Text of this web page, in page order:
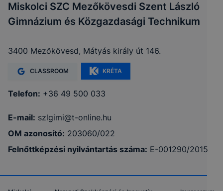
Miskolci SZC Mezőkövesdi Szent László
Gimnázium és Közgazdasági Technikum
3400 Mezőkövesd, Mátyás király út 146.
CLASSROOM KRÉTA
Telefon: +36 49 500 033
E-mail: szlgimi@t-online.hu
OM azonosító: 203060/022
Felnőttképzési nyilvántartás száma: E-001290/2015